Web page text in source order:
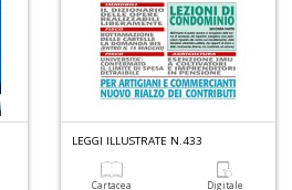
LEGGI ILLUSTRATE N.433
Cartacea Digitale